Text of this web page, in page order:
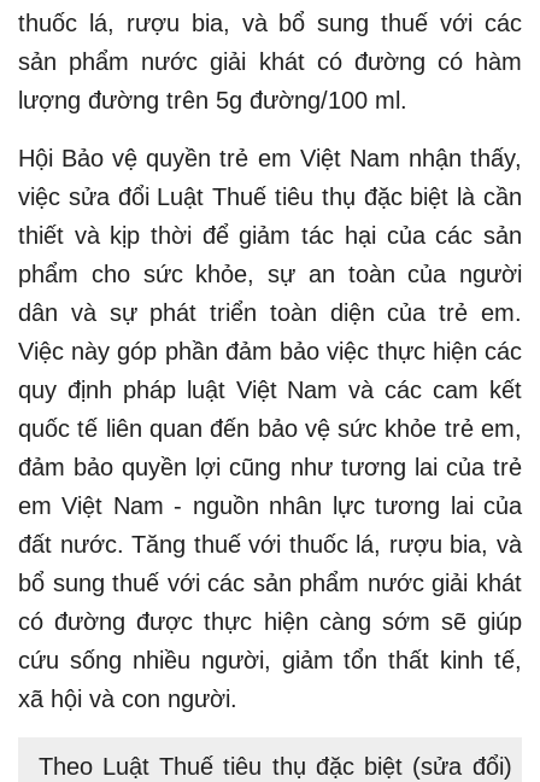
thuốc lá, rượu bia, và bổ sung thuế với các
sản phẩm nước giải khát có đường có hàm
lượng đường trên 5g đường/100 ml.
Hội Bảo vệ quyền trẻ em Việt Nam nhận thấy,
việc sửa đổi Luật Thuế tiêu thụ đặc biệt là cần
thiết và kịp thời để giảm tác hại của các sản
phẩm cho sức khỏe, sự an toàn của người
dân và sự phát triển toàn diện của trẻ em.
Việc này góp phần đảm bảo việc thực hiện các
quy định pháp luật Việt Nam và các cam kết
quốc tế liên quan đến bảo vệ sức khỏe trẻ em,
đảm bảo quyền lợi cũng như tương lai của trẻ
em Việt Nam - nguồn nhân lực tương lai của
đất nước. Tăng thuế với thuốc lá, rượu bia, và
bổ sung thuế với các sản phẩm nước giải khát
có đường được thực hiện càng sớm sẽ giúp
cứu sống nhiều người, giảm tổn thất kinh tế,
xã hội và con người.
Theo Luật Thuế tiêu thụ đặc biệt (sửa đổi)